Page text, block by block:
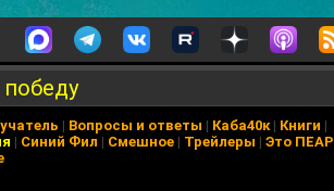
| Вопросы и ответы | Каба40к| Книги |
| Синий Фил | Смешное | Трейлеры | Это ПЕАР